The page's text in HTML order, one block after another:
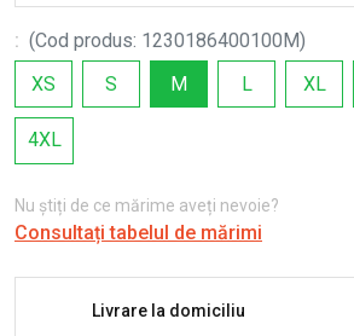
: (Cod produs: 1230186400100M)
XS
S M L XL
4XL
Nu știți de ce mărime aveți nevoie?
Consultați tabelul de mărimi
Livrare la domiciliu